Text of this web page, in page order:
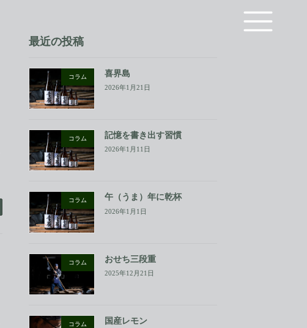
最近の投稿
コラム 喜界島
2026年1月21日
コラム 記憶を書き出す習慣
2026年1月11日
コラム 午（うま）年に乾杯
2026年1月1日
コラム おせち三段重
2025年12月21日
コラム 国産レモン